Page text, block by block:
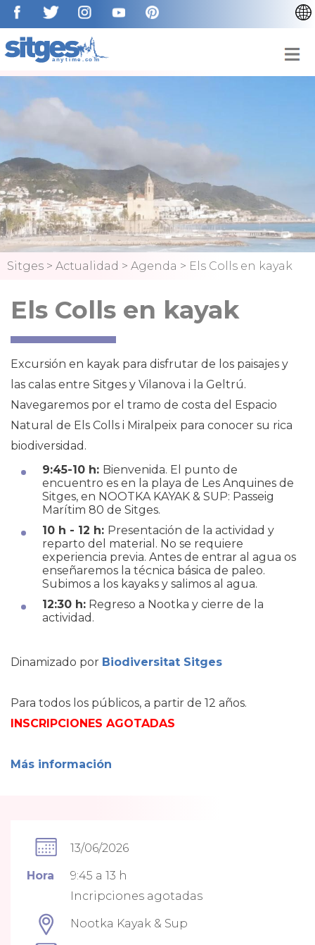
CATALÀ
Sitges > Actualidad > Agenda > Els Colls en kayak
Els Colls en kayak
Excursión en kayak para disfrutar de los paisajes y
las calas entre Sitges y Vilanova i la Geltrú.
Navegaremos por el tramo de costa del Espacio
Natural de Els Colls i Miralpeix para conocer su rica
biodiversidad.
9:45-10 h: Bienvenida. El punto de
encuentro es en la playa de Les Anquines de
Sitges, en NOOTKA KAYAK & SUP: Passeig
Marítim 80 de Sitges.
10 h - 12 h: Presentación de la actividad y
reparto del material. No se requiere
experiencia previa. Antes de entrar al agua os
enseñaremos la técnica básica de paleo.
Subimos a los kayaks y salimos al agua.
12:30 h: Regreso a Nootka y cierre de la
actividad.
Dinamizado por Biodiversitat Sitges
Para todos los públicos, a partir de 12 años.
INSCRIPCIONES AGOTADAS
Más información
13/06/2026
Hora
9:45 a 13 h
Incripciones agotadas
Nootka Kayak & Sup